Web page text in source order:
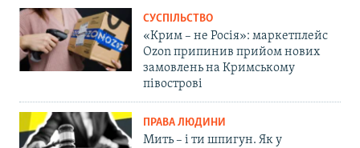
СУСПІЛЬСТВО
«Крим – не Росія»: маркетплейс
Ozon припинив прийом нових
замовлень на Кримському
півострові
ПРАВА ЛЮДИНИ
Мить – і ти шпигун. Як у